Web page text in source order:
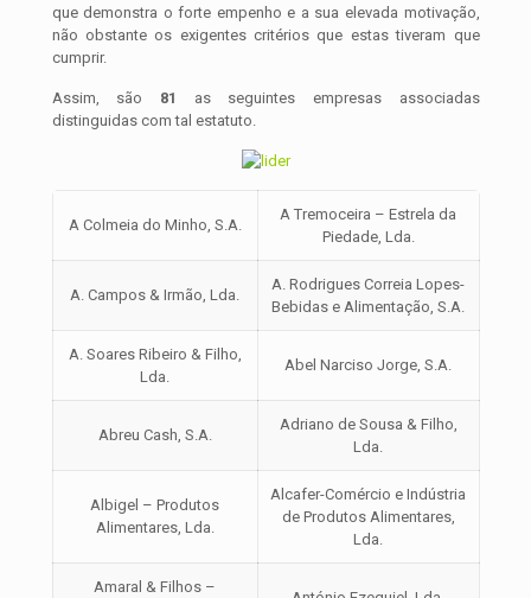
que demonstra o forte empenho e a sua elevada motivação,
não obstante os exigentes critérios que estas tiveram que
cumprir.
Assim, são 81
as seguintes empresas associadas
distinguidas com tal estatuto.
A Colmeia do Minho, S.A.
A Tremoceira – Estrela da
Piedade, Lda.
A. Campos & Irmão, Lda.
A. Rodrigues Correia Lopes-
Bebidas e Alimentação, S.A.
A. Soares Ribeiro & Filho,
Lda.
Abel Narciso Jorge, S.A.
Abreu Cash, S.A.
Adriano de Sousa & Filho,
Lda.
Albigel – Produtos
Alimentares, Lda.
Alcafer-Comércio e Indústria
de Produtos Alimentares,
Lda.
Amaral & Filhos –